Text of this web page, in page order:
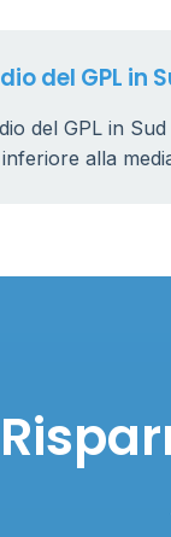
del GPL in
del GPL in
alla